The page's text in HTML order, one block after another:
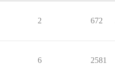
2 672
6 2581